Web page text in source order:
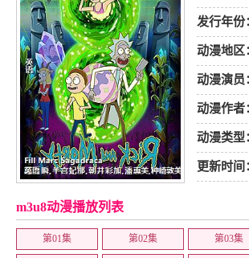
发行年份
动漫地区
动漫演员
克 伊恩·
动漫作者
动漫类型
画,喜剧
更新时间
m3u8动漫播放列表
第01集 第02集 第03集